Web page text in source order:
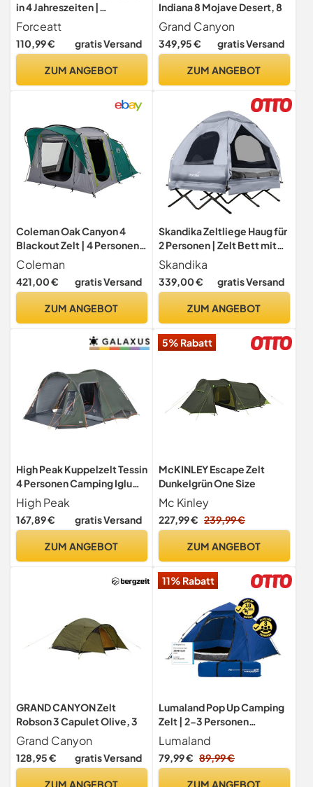
in 4 Jahreszeiten |
Ultraleicht für Camping,
Rucksackreisen, Wandern
und andere Outdoor-
Doppeltüren,Wasserdicht,
Forceatt
110,99 € gratis Versand
ZUM ANGEBOT
Indiana 8 Mojave Desert, 8
Grand Canyon
349,95 € gratis Versand
ZUM ANGEBOT
Coleman Oak Canyon 4
Blackout Zelt | 4 Personen
Familien-Tunnelzelt mit 2
speziell abgedunkelten
Schlafzimmern und
Campingzelt | 4500 mm
Coleman
421,00 € gratis Versand
ZUM ANGEBOT
Skandika Zeltliege Haug für
2 Personen | Zelt Bett mit
Sleeper Technology,
erhöhtes Campingbett,
aufblasbare Luftmatratze,
Angelzelt, Bettzelt,
Skandika
339,00 € gratis Versand
ZUM ANGEBOT
High Peak Kuppelzelt Tessin
4 Personen Camping Iglu
Zelt Familienzelt Vorraum
High Peak
167,89 € gratis Versand
ZUM ANGEBOT
5% Rabatt
McKINLEY Escape Zelt
Dunkelgrün One Size
Mc Kinley
227,99 € 239,99 €
ZUM ANGEBOT
GRAND CANYON Zelt
Robson 3 Capulet Olive, 3
Grand Canyon
128,95 € gratis Versand
ZUM ANGEBOT
11% Rabatt
Lumaland Pop Up Camping
Zelt | 2-3 Personen
Kuppelzelt 215 x 195 x 120
cm| 4 Jahreszeiten Igluzelt |
Outdoor Trekking & Festival
Lumaland
79,99 € 89,99 €
ZUM ANGEBOT